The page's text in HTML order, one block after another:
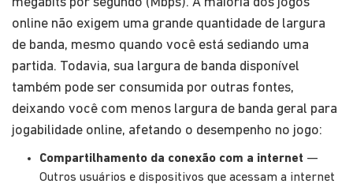
online não exigem uma grande quantidade de largura
de banda, mesmo quando você está sediando uma
partida. Todavia, sua largura de banda disponível
também pode ser consumida por outras fontes,
deixando você com menos largura de banda geral para
jogabilidade online, afetando o desempenho no jogo:
Compartilhamento da conexão com a internet —
Outros usuários e dispositivos que acessam a internet